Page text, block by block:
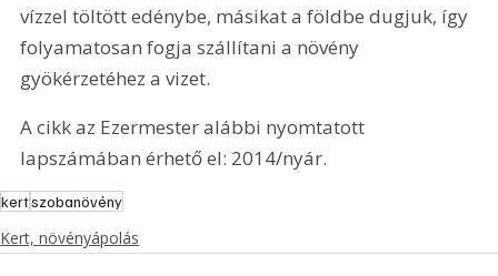
vízzel töltött edénybe, másikat a földbe dugjuk, így
folyamatosan fogja szállítani a növény
gyökérzetéhez a vizet.
A cikk az Ezermester alábbi nyomtatott
lapszámában érhető el: 2014/nyár.
kertszobanövény
Kert, növényápolás